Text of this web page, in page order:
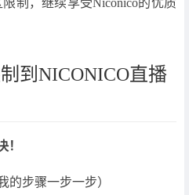
制，继续享受Niconico的优质
到NICONICO直播
！
的步骤一步一步）